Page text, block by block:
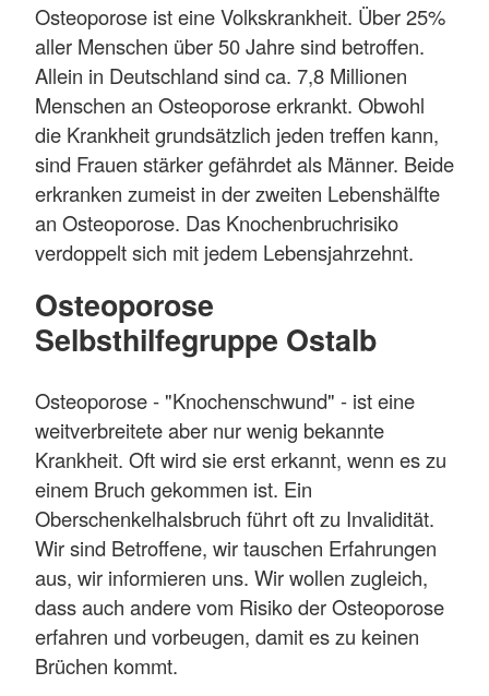
Osteoporose ist eine Volkskrankheit. Über 25%
aller Menschen über 50 Jahre sind betroffen.
Allein in Deutschland sind ca. 7,8 Millionen
Menschen an Osteoporose erkrankt. Obwohl
die Krankheit grundsätzlich jeden treffen kann,
sind Frauen stärker gefährdet als Männer. Beide
erkranken zumeist in der zweiten Lebenshälfte
an Osteoporose. Das Knochenbruchrisiko
verdoppelt sich mit jedem Lebensjahrzehnt.
Osteoporose
Selbsthilfegruppe Ostalb
Osteoporose - "Knochenschwund" - ist eine
weitverbreitete aber nur wenig bekannte
Krankheit. Oft wird sie erst erkannt, wenn es zu
einem Bruch gekommen ist. Ein
Oberschenkelhalsbruch führt oft zu Invalidität.
Wir sind Betroffene, wir tauschen Erfahrungen
aus, wir informieren uns. Wir wollen zugleich,
dass auch andere vom Risiko der Osteoporose
erfahren und vorbeugen, damit es zu keinen
Brüchen kommt.